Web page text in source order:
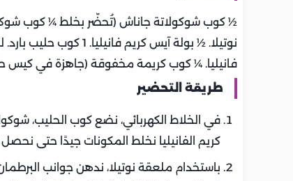
فانيليا. ¼ كوب كريمة مخفوقة (جاهزة في كيس حلواني). 2 قطعة
طريقة التحضير
في الخلاط الكهربائي، نضع كوب الحليب،
كريم الفانيليا نخلط المكونات جيدًا حتى
باستخدام ملعقة نوتيلا، ندهن جوانب